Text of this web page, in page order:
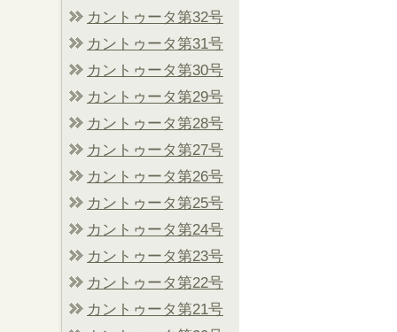
カントゥータ第32号
カントゥータ第31号
カントゥータ第30号
カントゥータ第29号
カントゥータ第28号
カントゥータ第27号
カントゥータ第26号
カントゥータ第25号
カントゥータ第24号
カントゥータ第23号
カントゥータ第22号
カントゥータ第21号